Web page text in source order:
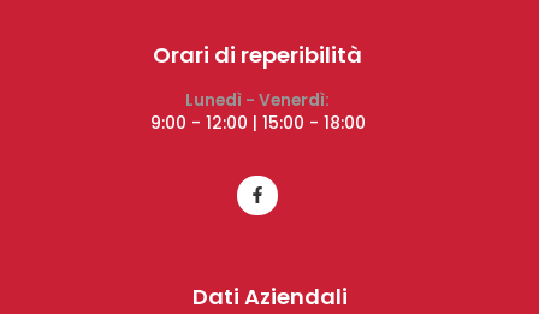
Orari di reperibilità
Lunedì - Venerdì:
9:00 - 12:00 | 15:00 - 18:00
Dati Aziendali